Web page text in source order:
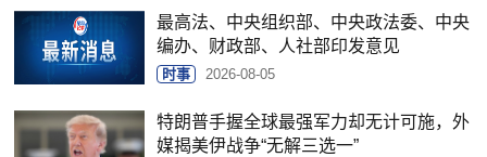
最高法、中央组织部、中央政法委、中央
编办、财政部、人社部印发意见
时事 2026-08-05
特朗普手握全球最强军力却无计可施，外
媒揭美伊战争“无解三选一”